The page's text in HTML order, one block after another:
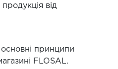
продукція від
основні принципи
FLOSAL.